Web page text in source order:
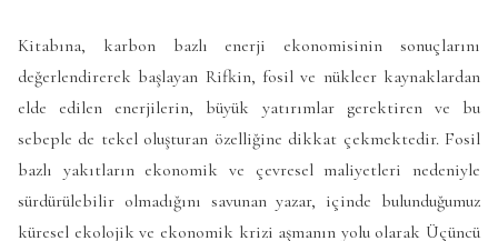
Kitabına, karbon bazlı enerji ekonomisinin sonuçlarını
değerlendirerek başlayan Rifkin, fosil ve nükleer kaynaklardan
elde edilen enerjilerin, büyük yatırımlar gerektiren ve bu
sebeple de tekel oluşturan özelliğine dikkat çekmektedir. Fosil
bazlı yakıtların ekonomik ve çevresel maliyetleri nedeniyle
sürdürülebilir olmadığını savunan yazar, içinde bulunduğumuz
küresel ekolojik ve ekonomik krizi aşmanın yolu olarak Üçüncü